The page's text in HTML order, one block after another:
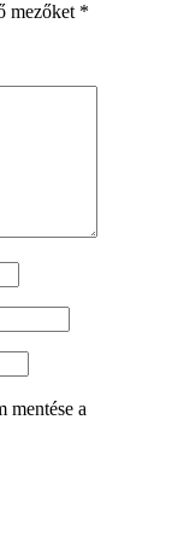
mezőket *
mentése a